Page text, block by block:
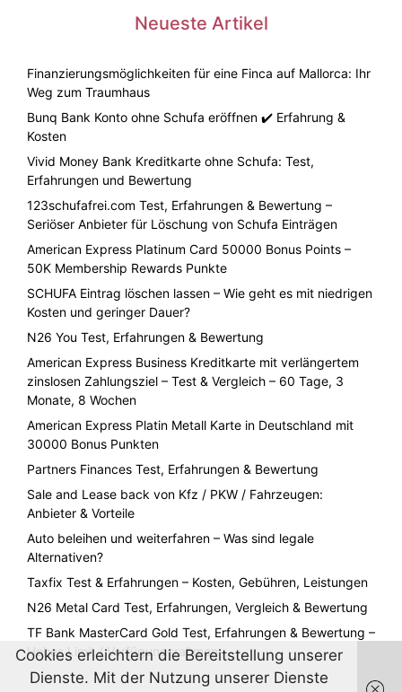
Neueste Artikel
Finanzierungsmöglichkeiten für eine Finca auf Mallorca: Ihr
Weg zum Traumhaus
Bunq Bank Konto ohne Schufa eröffnen ✔️ Erfahrung &
Kosten
Vivid Money Bank Kreditkarte ohne Schufa: Test,
Erfahrungen und Bewertung
123schufafrei.com Test, Erfahrungen & Bewertung –
Seriöser Anbieter für Löschung von Schufa Einträgen
American Express Platinum Card 50000 Bonus Points –
50K Membership Rewards Punkte
SCHUFA Eintrag löschen lassen – Wie geht es mit niedrigen
Kosten und geringer Dauer?
N26 You Test, Erfahrungen & Bewertung
American Express Business Kreditkarte mit verlängertem
zinslosen Zahlungsziel – Test & Vergleich – 60 Tage, 3
Monate, 8 Wochen
American Express Platin Metall Karte in Deutschland mit
30000 Bonus Punkten
Partners Finances Test, Erfahrungen & Bewertung
Sale and Lease back von Kfz / PKW / Fahrzeugen:
Anbieter & Vorteile
Auto beleihen und weiterfahren – Was sind legale
Alternativen?
Taxfix Test & Erfahrungen – Kosten, Gebühren, Leistungen
N26 Metal Card Test, Erfahrungen, Vergleich & Bewertung
TF Bank MasterCard Gold Test, Erfahrungen & Bewertung –
Hohes Limit / Verfügungsrahmen
Cookies erleichtern die Bereitstellung unserer
Dienste. Mit der Nutzung unserer Dienste